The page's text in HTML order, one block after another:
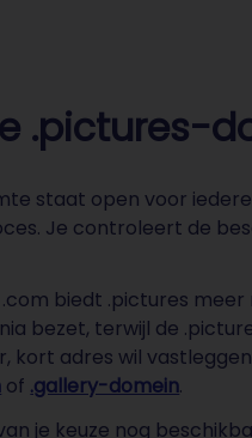
.pictures-
staat open voor
Je controleert de
biedt .pictures
bezet, terwijl de
kort adres wil
of .gallery-domein.
je keuze nog